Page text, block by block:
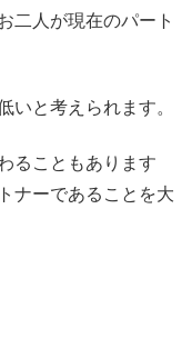
二人が現在のパート
いと考えられます。
ることもあります
ナーであることを大